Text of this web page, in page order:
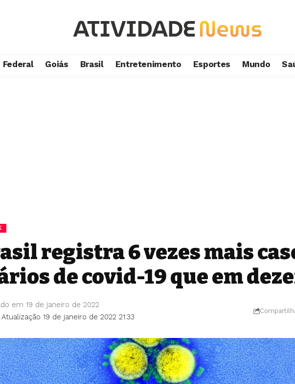
Goiás Brasil Entretenimento Esportes Mundo
registra 6 vezes mais
de covid-19 que em
19 de janeiro de 2022 21:33
em 19 de janeiro de 2022